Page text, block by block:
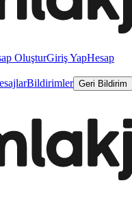
OluşturGiriş YapHesap
Bildirimler Geri Bildirim